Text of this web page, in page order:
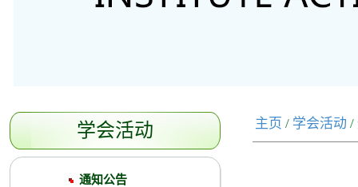
学会活动
通知公告
主页 / 学会活动 /